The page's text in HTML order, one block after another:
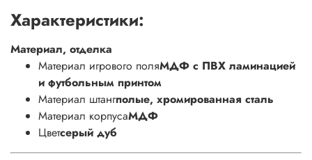
Характеристики:
Материал, отделка
Материал игрового поляМДФ с ПВХ ламинацией
и футбольным принтом
Материал штангполые, хромированная сталь
Материал корпусаМДФ
Цветсерый дуб